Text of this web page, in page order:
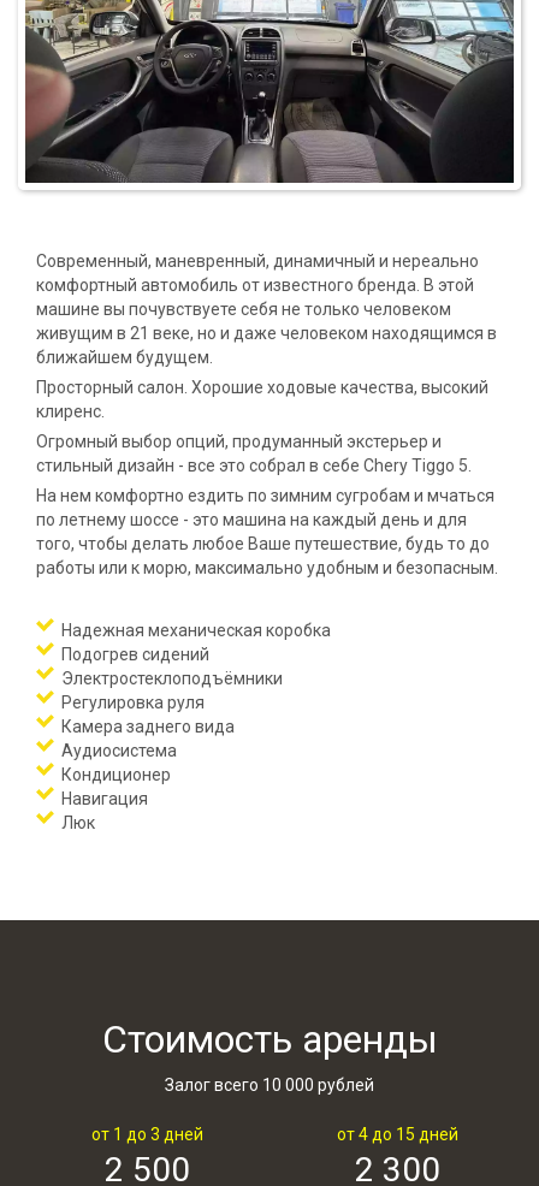
Современный, маневренный, динамичный и нереально
комфортный автомобиль от известного бренда. В этой
машине вы почувствуете себя не только человеком
живущим в 21 веке, но и даже человеком находящимся в
ближайшем будущем.
Просторный салон. Хорошие ходовые качества, высокий
клиренс.
Огромный выбор опций, продуманный экстерьер и
стильный дизайн - все это собрал в себе Chery Tiggo 5.
На нем комфортно ездить по зимним сугробам и мчаться
по летнему шоссе - это машина на каждый день и для
того, чтобы делать любое Ваше путешествие, будь то до
работы или к морю, максимально удобным и безопасным.
Надежная механическая коробка
Подогрев сидений
Электростеклоподъёмники
Регулировка руля
Камера заднего вида
Аудиосистема
Кондиционер
Навигация
Люк
Стоимость аренды
Залог всего 10 000 рублей
от 1 до 3 дней
2 500
от 4 до 15 дней
2 300